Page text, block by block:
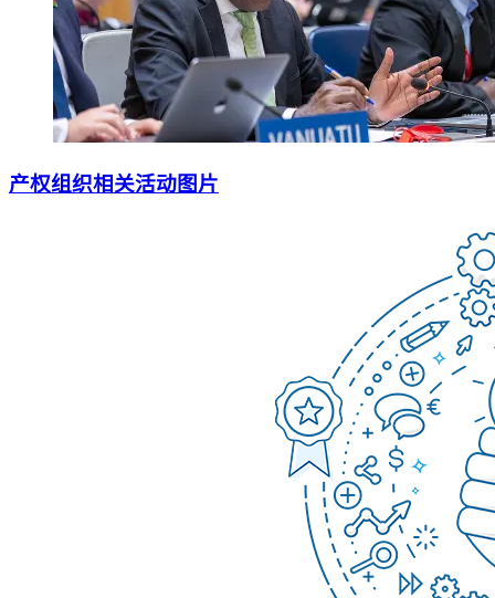
产权组织相关活动图片